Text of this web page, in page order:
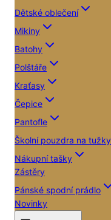
Dětské oblečení
Mikiny
Batohy
Polštáře
Kraťasy
Čepice
Pantofle
Školní pouzdra na tužky
Nákupní tašky
Zástěry
Pánské spodní prádlo
Novinky